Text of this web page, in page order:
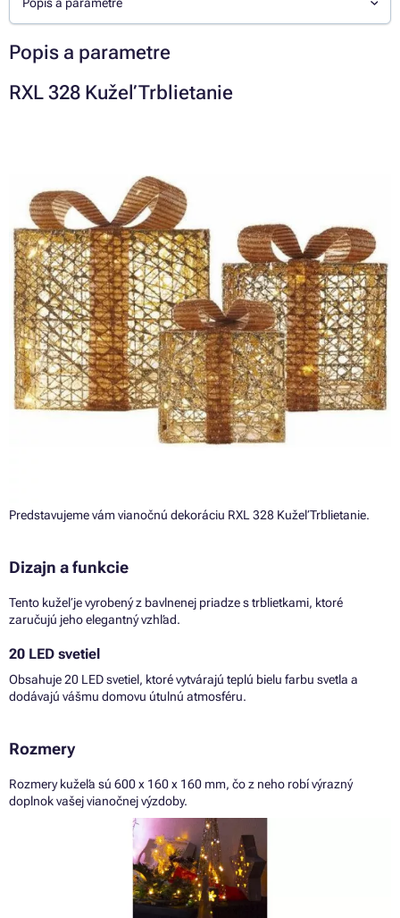
Popis a parametre
Popis a parametre
RXL 328 Kužeľ Trblietanie
Predstavujeme vám vianočnú dekoráciu RXL 328 Kužeľ Trblietanie.
Dizajn a funkcie
Tento kužeľ je vyrobený z bavlnenej priadze s trblietkami, ktoré
zaručujú jeho elegantný vzhľad.
20 LED svetiel
Obsahuje 20 LED svetiel, ktoré vytvárajú teplú bielu farbu svetla a
dodávajú vášmu domovu útulnú atmosféru.
Rozmery
Rozmery kužeľa sú 600 x 160 x 160 mm, čo z neho robí výrazný
doplnok vašej vianočnej výzdoby.